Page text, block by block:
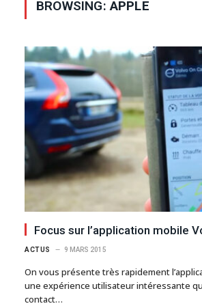
BROWSING:APPLE
Focus sur l’application mobile
ACTUS 9 MARS 2015
On vous présente très rapidement
une expérience utilisateur intéressante
contact…